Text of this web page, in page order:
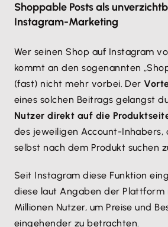
Shoppable Posts als
Instagram-Marketing
Wer seinen Shop auf Instagram
kommt an den sogenannten
(fast) nicht mehr vorbei. Der
eines solchen Beitrags gelangst
Nutzer direkt auf die
des jeweiligen Account-Inhabers,
selbst nach dem Produkt suchen
Seit Instagram diese Funktion
diese laut Angaben der Plattform
Millionen Nutzer, um Preise und
eingehender zu betrachten.